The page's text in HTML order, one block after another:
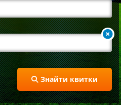
Знайти квитки